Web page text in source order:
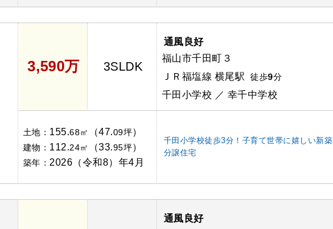
3,590万 3SLDK
通風良好
福山市千田町３
ＪＲ福塩線 横尾駅 徒歩9分
千田小学校 ／ 幸千中学校
土地： 155.68㎡ （47.09坪）
建物： 112.24㎡ （33.95坪）
築年： 2026（令和8）年4月
千田小学校徒歩3分！子育て世帯に嬉しい新築
分譲住宅
通風良好